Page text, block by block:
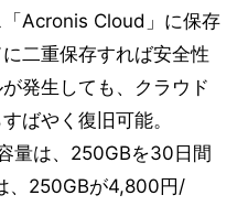
Acronis Cloud」に保存
二重保存すれば安全性
発生しても、クラウド
ばやく復旧可能。
量は、250GBを30日間
、250GBが4,800円/